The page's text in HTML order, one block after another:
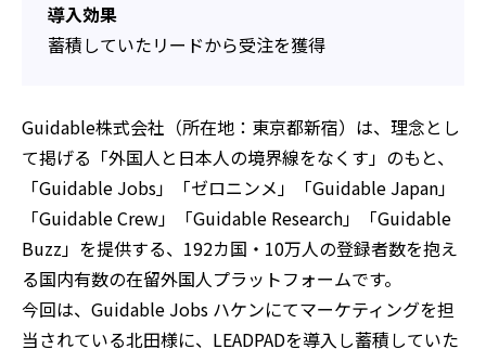
導入効果
蓄積していたリードから受注を獲得
Guidable株式会社（所在地：東京都新宿）は、理念とし
て掲げる「外国人と日本人の境界線をなくす」のもと、
「Guidable Jobs」「ゼロニンメ」「Guidable Japan」
「Guidable Crew」「Guidable Research」「Guidable
Buzz」を提供する、192カ国・10万人の登録者数を抱え
る国内有数の在留外国人プラットフォームです。
今回は、Guidable Jobs ハケンにてマーケティングを担
当されている北田様に、LEADPADを導入し蓄積していた